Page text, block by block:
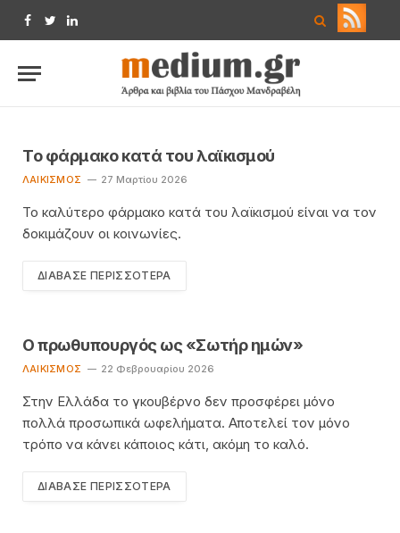
Facebook
TwitterLinkedIn
Το φάρμακο κατά του λαϊκισμού
ΛΑΙΚΙΣΜΌΣ 27 Μαρτίου 2026
Το καλύτερο φάρμακο κατά του λαϊκισμού είναι να τον
δοκιμάζουν οι κοινωνίες.
ΔΙΆΒΑΣΕ ΠΕΡΙΣΣΌΤΕΡΑ
Ο πρωθυπουργός ως «Σωτήρ ημών»
ΛΑΙΚΙΣΜΌΣ 22 Φεβρουαρίου 2026
Στην Ελλάδα το γκουβέρνο δεν προσφέρει μόνο
πολλά προσωπικά ωφελήματα. Αποτελεί τον μόνο
τρόπο να κάνει κάποιος κάτι, ακόμη το καλό.
ΔΙΆΒΑΣΕ ΠΕΡΙΣΣΌΤΕΡΑ